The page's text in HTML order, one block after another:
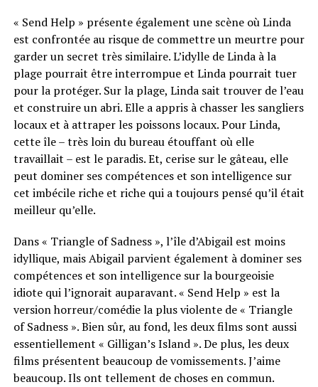
« Send Help » présente également une scène où Linda
est confrontée au risque de commettre un meurtre pour
garder un secret très similaire. L’idylle de Linda à la
plage pourrait être interrompue et Linda pourrait tuer
pour la protéger. Sur la plage, Linda sait trouver de l’eau
et construire un abri. Elle a appris à chasser les sangliers
locaux et à attraper les poissons locaux. Pour Linda,
cette île – très loin du bureau étouffant où elle
travaillait – est le paradis. Et, cerise sur le gâteau, elle
peut dominer ses compétences et son intelligence sur
cet imbécile riche et riche qui a toujours pensé qu’il était
meilleur qu’elle.
Dans « Triangle of Sadness », l’île d’Abigail est moins
idyllique, mais Abigail parvient également à dominer ses
compétences et son intelligence sur la bourgeoisie
idiote qui l’ignorait auparavant. « Send Help » est la
version horreur/comédie la plus violente de « Triangle
of Sadness ». Bien sûr, au fond, les deux films sont aussi
essentiellement « Gilligan’s Island ». De plus, les deux
films présentent beaucoup de vomissements. J’aime
beaucoup. Ils ont tellement de choses en commun.